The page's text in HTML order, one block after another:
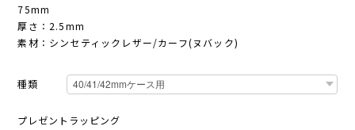
75mm
厚さ：2.5mm
素材：シンセティックレザー/カーフ(ヌバック)
種類
プレゼントラッピング